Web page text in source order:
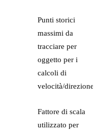
Punti storici
massimi da
tracciare per
oggetto per i
calcoli di
velocità/direzione.
Fattore di scala
utilizzato per